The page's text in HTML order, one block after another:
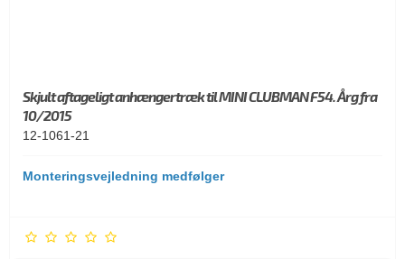
Skjult aftageligt anhængertræk til MINI CLUBMAN F54. Årg fra
10/2015
12-1061-21
Monteringsvejledning medfølger